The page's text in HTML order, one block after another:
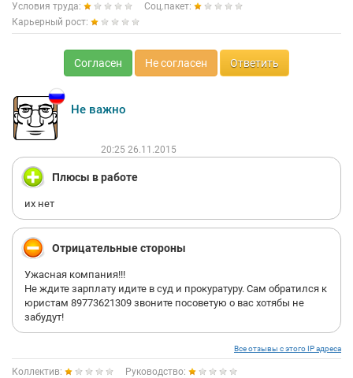
Условия труда:
Соц.пакет:
Карьерный рост:
Согласен Не согласен Ответить
Не важно
20:25 26.11.2015
Плюсы в работе
их нет
Отрицательные стороны
Ужасная компания!!!
Не ждите зарплату идите в суд и прокуратуру. Сам обратился к
юристам 89773621309 звоните посоветую о вас хотябы не
забудут!
Все отзывы с этого IP адреса
Коллектив: Руководство: